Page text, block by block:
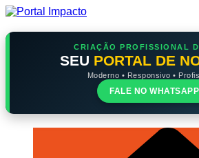
Ir
o
CRIAÇÃO PROFISSIONAL
SEU PORTAL DE
Moderno • Responsivo •
FALE NO WHATSAPP